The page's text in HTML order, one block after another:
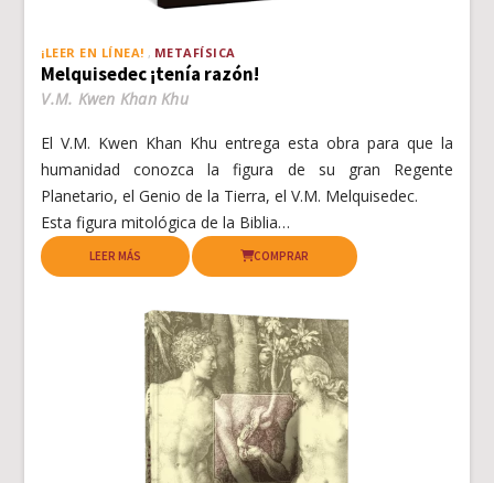
¡LEER EN LÍNEA! METAFÍSICA
Melquisedec ¡tenía razón!
V.M. Kwen Khan Khu
El V.M. Kwen Khan Khu entrega esta obra para que la
humanidad conozca la figura de su gran Regente
Planetario, el Genio de la Tierra, el V.M. Melquisedec.
Esta figura mitológica de la Biblia…
LEER MÁS COMPRAR